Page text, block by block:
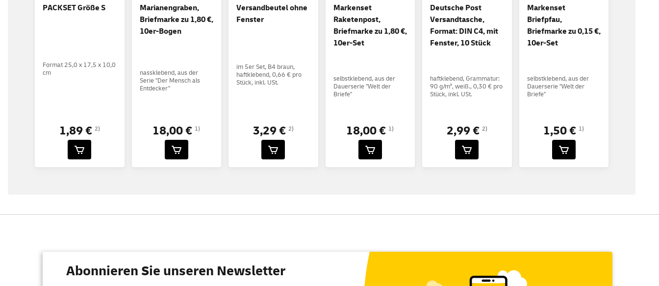
PACKSET Größe S
Format 25,0 x 17,5 x 10,0
cm
1,89 € 2)
Marianengraben,
Briefmarke zu 1,80 €,
10er-Bogen
nassklebend, aus der
Serie "Der Mensch als
Entdecker"
18,00 € 1)
Versandbeutel ohne
Fenster
im 5er Set, B4 braun,
haftklebend, 0,66 € pro
Stück, inkl. USt.
3,29 € 2)
Markenset
Raketenpost,
Briefmarke zu 1,80 €,
10er-Set
selbstklebend, aus der
Dauerserie "Welt der
Briefe"
18,00 € 1)
Deutsche Post
Versandtasche,
Format: DIN C4, mit
Fenster, 10 Stück
haftklebend, Grammatur:
90 g/m², weiß., 0,30 € pro
Stück, inkl. USt.
2,99 € 2)
Markenset
Briefpfau,
Briefmarke zu 0,15 €,
10er-Set
selbstklebend, aus der
Dauerserie "Welt der
Briefe"
1,50 € 1)
Abonnieren Sie unseren Newsletter